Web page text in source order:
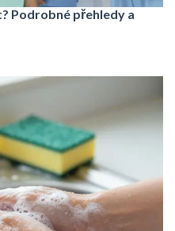
Podrobné přehledy a